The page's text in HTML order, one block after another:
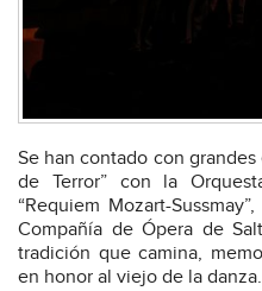
Se han contado con
de Terror” con la
“Requiem Mozart-
Compañía de Ópera de
tradición que camina,
en honor al viejo de la danza.